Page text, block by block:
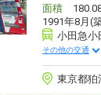
面積
1991年8月(
小田急小
その他の交通
東京都狛